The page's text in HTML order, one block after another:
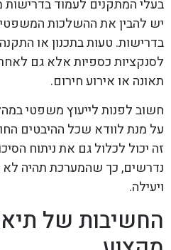
בעלי המתקנים לעמוד בדרישות
יש להבין את ההשלכות
בדרישות. טעות בתכנון או
לסנקציות כספיות אלא גם
תאונה או אירוע חירום.
חשוב לפנות לייעוץ משפטי
על מנת לוודא שכל ההיבטים
זה יכול לכלול גם את ניתוח
נדרשים, כך שהמערכת תהיה
ויעילה.
החשיבות של